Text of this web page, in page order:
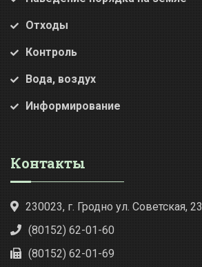
Отходы
Контроль
Вода, воздух
Информирование
Контакты
230023, г. Гродно ул. Советская, 23
(80152) 62-01-60
(80152) 62-01-69